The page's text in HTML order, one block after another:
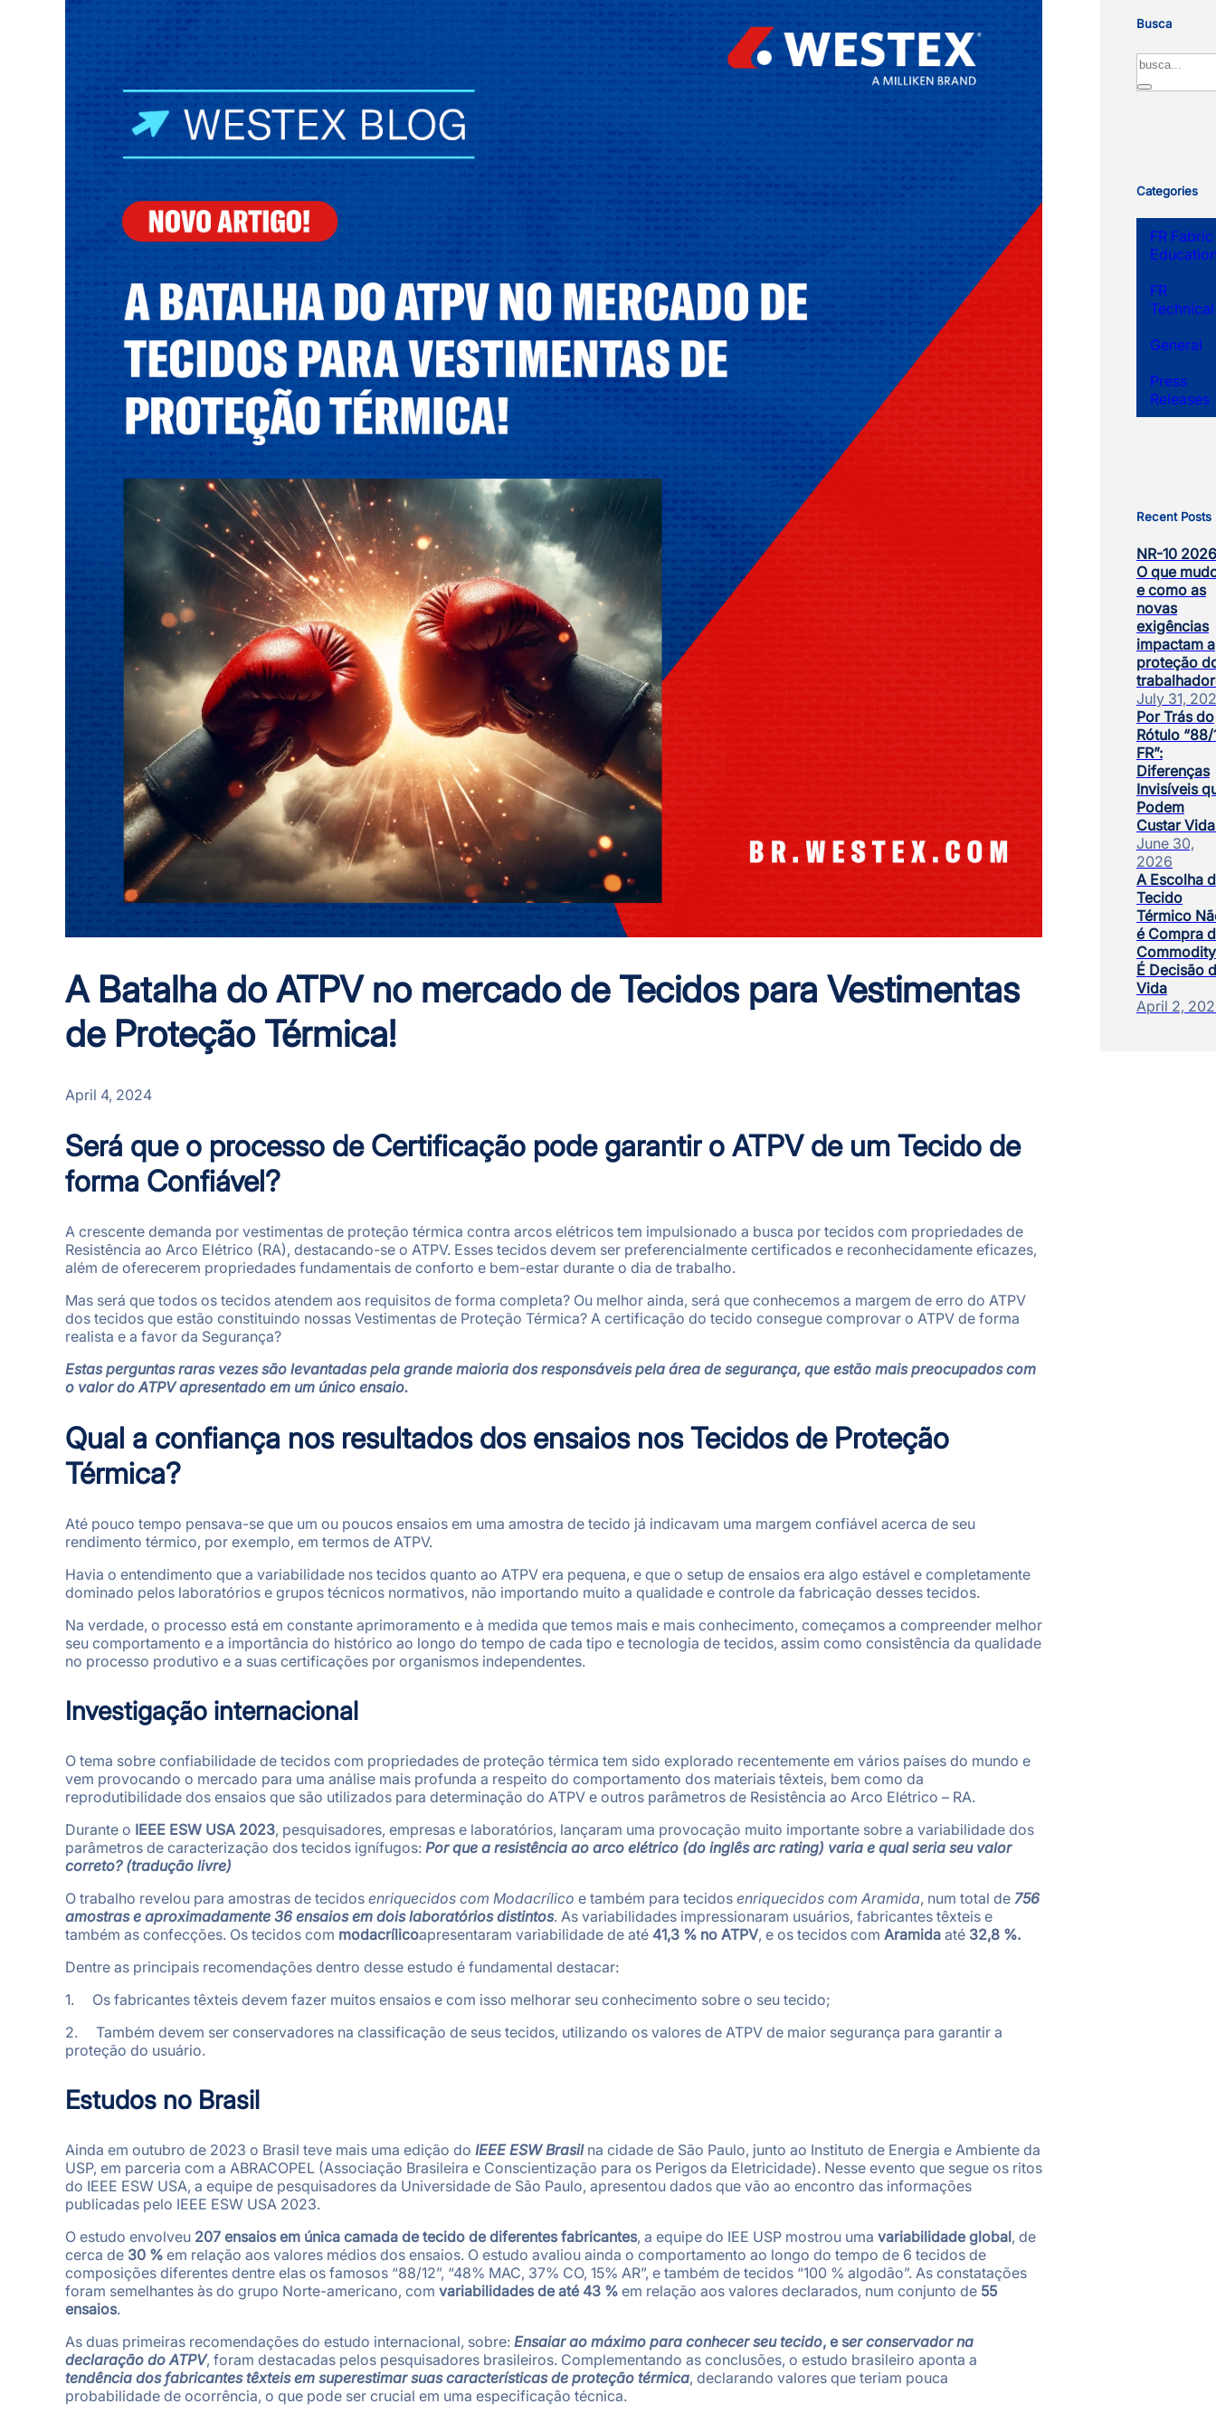
A Batalha do ATPV no mercado de Tecidos para Vestimentas
de Proteção Térmica!
April 4, 2024
Será que o processo de Certificação pode garantir o ATPV de um Tecido de
forma Confiável?
A crescente demanda por vestimentas de proteção térmica contra arcos elétricos tem impulsionado a busca por tecidos com propriedades de
Resistência ao Arco Elétrico (RA), destacando-se o ATPV. Esses tecidos devem ser preferencialmente certificados e reconhecidamente eficazes,
além de oferecerem propriedades fundamentais de conforto e bem-estar durante o dia de trabalho.
Mas será que todos os tecidos atendem aos requisitos de forma completa? Ou melhor ainda, será que conhecemos a margem de erro do ATPV
dos tecidos que estão constituindo nossas Vestimentas de Proteção Térmica? A certificação do tecido consegue comprovar o ATPV de forma
realista e a favor da Segurança?
Estas perguntas raras vezes são levantadas pela grande maioria dos responsáveis pela área de segurança, que estão mais preocupados com
o valor do ATPV apresentado em um único ensaio.
Qual a confiança nos resultados dos ensaios nos Tecidos de Proteção
Térmica?
Até pouco tempo pensava-se que um ou poucos ensaios em uma amostra de tecido já indicavam uma margem confiável acerca de seu
rendimento térmico, por exemplo, em termos de ATPV.
Havia o entendimento que a variabilidade nos tecidos quanto ao ATPV era pequena, e que o setup de ensaios era algo estável e completamente
dominado pelos laboratórios e grupos técnicos normativos, não importando muito a qualidade e controle da fabricação desses tecidos.
Na verdade, o processo está em constante aprimoramento e à medida que temos mais e mais conhecimento, começamos a compreender melhor
seu comportamento e a importância do histórico ao longo do tempo de cada tipo e tecnologia de tecidos, assim como consistência da qualidade
no processo produtivo e a suas certificações por organismos independentes.
Investigação internacional
O tema sobre confiabilidade de tecidos com propriedades de proteção térmica tem sido explorado recentemente em vários países do mundo e
vem provocando o mercado para uma análise mais profunda a respeito do comportamento dos materiais têxteis, bem como da
reprodutibilidade dos ensaios que são utilizados para determinação do ATPV e outros parâmetros de Resistência ao Arco Elétrico – RA.
Durante o IEEE ESW USA 2023, pesquisadores, empresas e laboratórios, lançaram uma provocação muito importante sobre a variabilidade dos
parâmetros de caracterização dos tecidos ignífugos: Por que a resistência ao arco elétrico (do inglês arc rating) varia e qual seria seu valor
correto? (tradução livre)
O trabalho revelou para amostras de tecidos enriquecidos com Modacrílico e também para tecidos enriquecidos com Aramida, num total de 756
amostras e aproximadamente 36 ensaios em dois laboratórios distintos. As variabilidades impressionaram usuários, fabricantes têxteis e
também as confecções. Os tecidos com modacrílicoapresentaram variabilidade de até 41,3 % no ATPV, e os tecidos com Aramida até 32,8 %.
Dentre as principais recomendações dentro desse estudo é fundamental destacar:
1. Os fabricantes têxteis devem fazer muitos ensaios e com isso melhorar seu conhecimento sobre o seu tecido;
2. Também devem ser conservadores na classificação de seus tecidos, utilizando os valores de ATPV de maior segurança para garantir a
proteção do usuário.
Estudos no Brasil
Ainda em outubro de 2023 o Brasil teve mais uma edição do IEEE ESW Brasil na cidade de São Paulo, junto ao Instituto de Energia e Ambiente da
USP, em parceria com a ABRACOPEL (Associação Brasileira e Conscientização para os Perigos da Eletricidade). Nesse evento que segue os ritos
do IEEE ESW USA, a equipe de pesquisadores da Universidade de São Paulo, apresentou dados que vão ao encontro das informações
publicadas pelo IEEE ESW USA 2023.
O estudo envolveu 207 ensaios em única camada de tecido de diferentes fabricantes, a equipe do IEE USP mostrou uma variabilidade global, de
cerca de 30 % em relação aos valores médios dos ensaios. O estudo avaliou ainda o comportamento ao longo do tempo de 6 tecidos de
composições diferentes dentre elas os famosos “88/12”, “48% MAC, 37% CO, 15% AR”, e também de tecidos “100 % algodão”. As constatações
foram semelhantes às do grupo Norte-americano, com variabilidades de até 43 % em relação aos valores declarados, num conjunto de 55
ensaios.
As duas primeiras recomendações do estudo internacional, sobre: Ensaiar ao máximo para conhecer seu tecido, e ser conservador na
declaração do ATPV, foram destacadas pelos pesquisadores brasileiros. Complementando as conclusões, o estudo brasileiro aponta a
tendência dos fabricantes têxteis em superestimar suas características de proteção térmica, declarando valores que teriam pouca
probabilidade de ocorrência, o que pode ser crucial em uma especificação técnica.
Busca
Search
Categories
FR Fabric
FR
Technical
General
Press
Releases
Recent Posts
NR-10
O que
e como as
novas
exigências
impactam a
proteção
July 31,
Por Trás do
Rótulo “88/
FR”:
Diferenças
Invisíveis
Podem
Custar
June 30,
2026
A Escolha
Tecido
Térmico
é Compra
É Decisão
Vida
April 2,